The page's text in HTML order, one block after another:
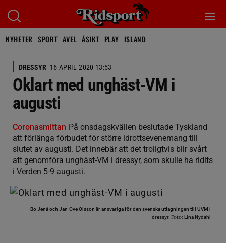
NYHETER SPORT AVEL ÅSIKT PLAY ISLAND
DRESSYR 16 APRIL 2020 13:53
Oklart med unghäst-VM i
augusti
Coronasmittan På onsdagskvällen beslutade Tyskland
att förlänga förbudet för större idrottsevenemang till
slutet av augusti. Det innebär att det troligtvis blir svårt
att genomföra unghäst-VM i dressyr, som skulle ha ridits
i Verden 5-9 augusti.
Bo Jenå och Jan-Ove Olsson är ansvariga för den svenska uttagningen till UVM i
dressyr. Foto: Lina Nydahl